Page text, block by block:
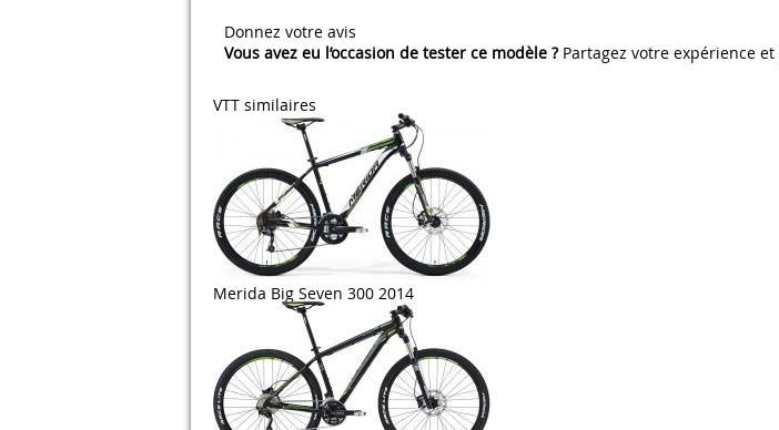
Donnez votre avis
Vous avez eu l’occasion de tester ce modèle ?Partagez votre expérience et
VTT similaires
Merida Big Seven 300 2014